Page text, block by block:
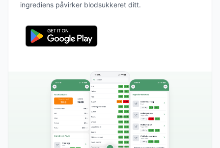
ingrediens påvirker blodsukkeret ditt.